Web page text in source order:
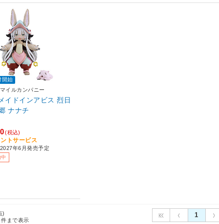
開始
イルカンパニー
イドインアビス 烈日
ナナチ
(税込)
トサービス
年6月発売予定
)
件まで表示
1